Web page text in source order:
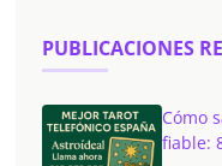
PUBLICACIONES
Cómo
fiable: